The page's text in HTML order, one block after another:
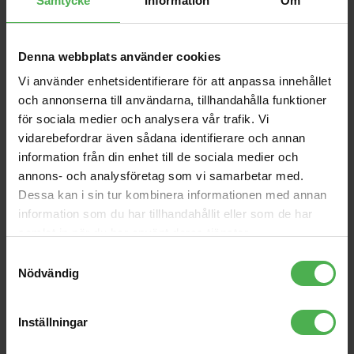
Denna webbplats använder cookies
Vi använder enhetsidentifierare för att anpassa innehållet
och annonserna till användarna, tillhandahålla funktioner
för sociala medier och analysera vår trafik. Vi
vidarebefordrar även sådana identifierare och annan
information från din enhet till de sociala medier och
annons- och analysföretag som vi samarbetar med.
Dessa kan i sin tur kombinera informationen med annan
information som du har tillhandahållit eller som de har
Nödvändig
Inställningar
1x6.3mm Ma MO >
pcs left]
181 kr
SONAR-112XI
sE4100
3795 kr
Spike Feet Silver Set of 4
DIN 5-pin Ma > 6.3mm Fe
Adapter
149 kr
XLR Ma > XLR Fe 1m
1x6.3mm Ma ST >
1x3.5mm Ma ST 1.5m